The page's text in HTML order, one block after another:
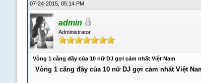
07-24-2015, 05:14 PM
admin
Administrator
Vòng 1 căng đầy của 10 nữ DJ gợi cảm nhất Việt Nam
Vòng 1 căng đầy của 10 nữ DJ gợi cảm nhất Việt